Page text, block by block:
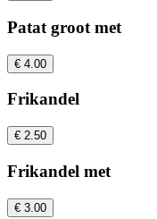
Patat groot met
€ 4.00
Frikandel
€ 2.50
Frikandel met
€ 3.00